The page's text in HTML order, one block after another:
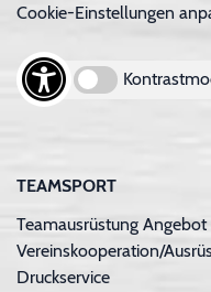
Cookie-Einstellungen
TEAMSPORT
Teamausrüstung
Vereinskooperation/
Druckservice